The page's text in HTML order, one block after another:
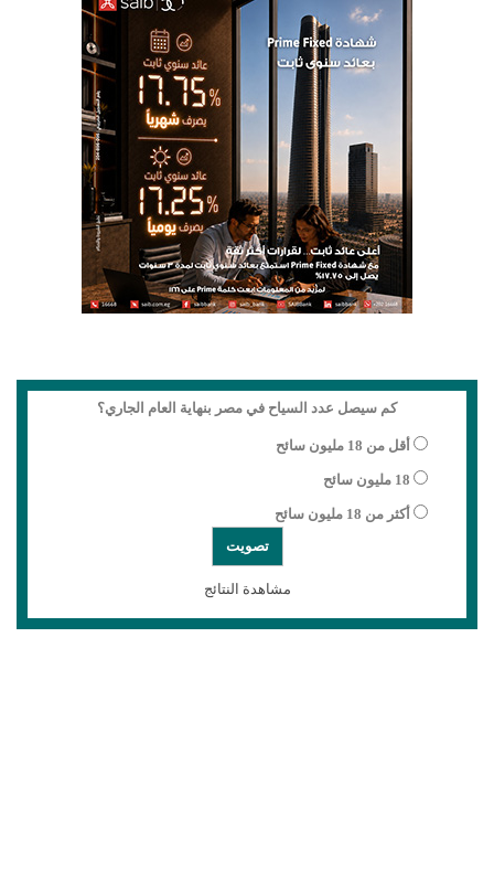
كم سيصل عدد السياح في مصر بنهاية العام الجاري؟
أقل من 18 مليون سائح
18 مليون سائح
أكثر من 18 مليون سائح
مشاهدة النتائج